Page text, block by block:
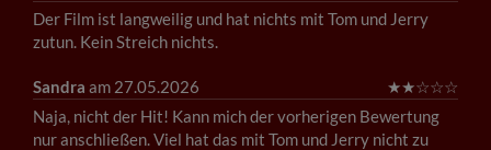
Der Film ist langweilig und hat nichts mit Tom und Jerry
zutun. Kein Streich nichts.
Sandra am 27.05.2026 ★★☆☆☆
Naja, nicht der Hit! Kann mich der vorherigen Bewertung
nur anschließen. Viel hat das mit Tom und Jerry nicht zu